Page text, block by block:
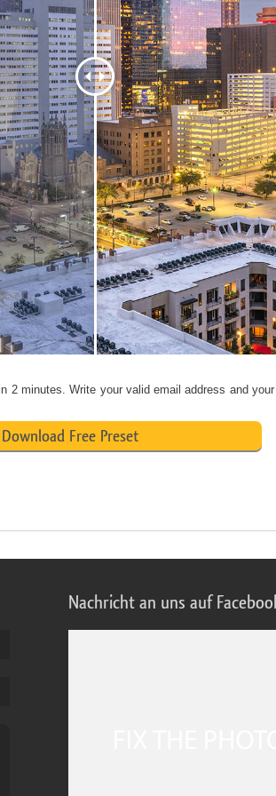
Fotobearbeitung Schmuck-Fotobearbeitung
2 minutes. Write your valid email address and
Download Free Preset
Nachricht an uns auf